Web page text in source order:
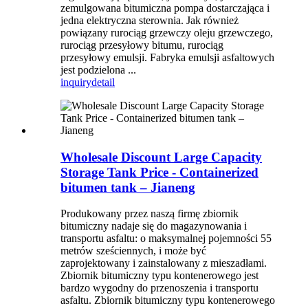
zemulgowana bitumiczna pompa dostarczająca i
jedna elektryczna sterownia. Jak również
powiązany rurociąg grzewczy oleju grzewczego,
rurociąg przesyłowy bitumu, rurociąg
przesyłowy emulsji. Fabryka emulsji asfaltowych
jest podzielona ...
inquirydetail
Wholesale Discount Large Capacity
Storage Tank Price - Containerized
bitumen tank – Jianeng
Produkowany przez naszą firmę zbiornik
bitumiczny nadaje się do magazynowania i
transportu asfaltu: o maksymalnej pojemności 55
metrów sześciennych, i może być
zaprojektowany i zainstalowany z mieszadłami.
Zbiornik bitumiczny typu kontenerowego jest
bardzo wygodny do przenoszenia i transportu
asfaltu. Zbiornik bitumiczny typu kontenerowego